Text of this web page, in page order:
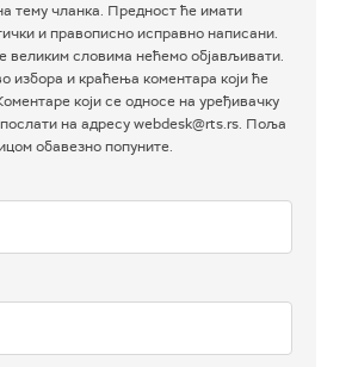
тему чланка. Предност ће имати
и правописно исправно написани.
великим словима нећемо објављивати.
избора и краћења коментара који ће
који се односе на уређивачку
на адресу webdesk@rts.rs. Поља
обавезно попуните.